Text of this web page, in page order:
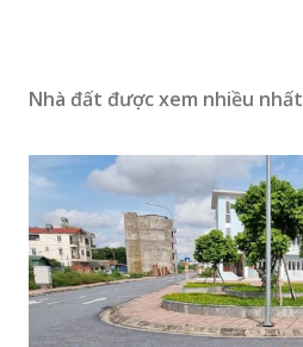
Nhà đất được xem nhiều nhất